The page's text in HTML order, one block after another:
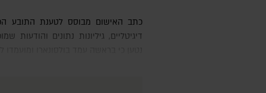
כתב האישום מבוסס לטענת התובע הכללי על מסמכים כתובים, קבצים
דיגיטליים, גיליונות נתונים והודעות